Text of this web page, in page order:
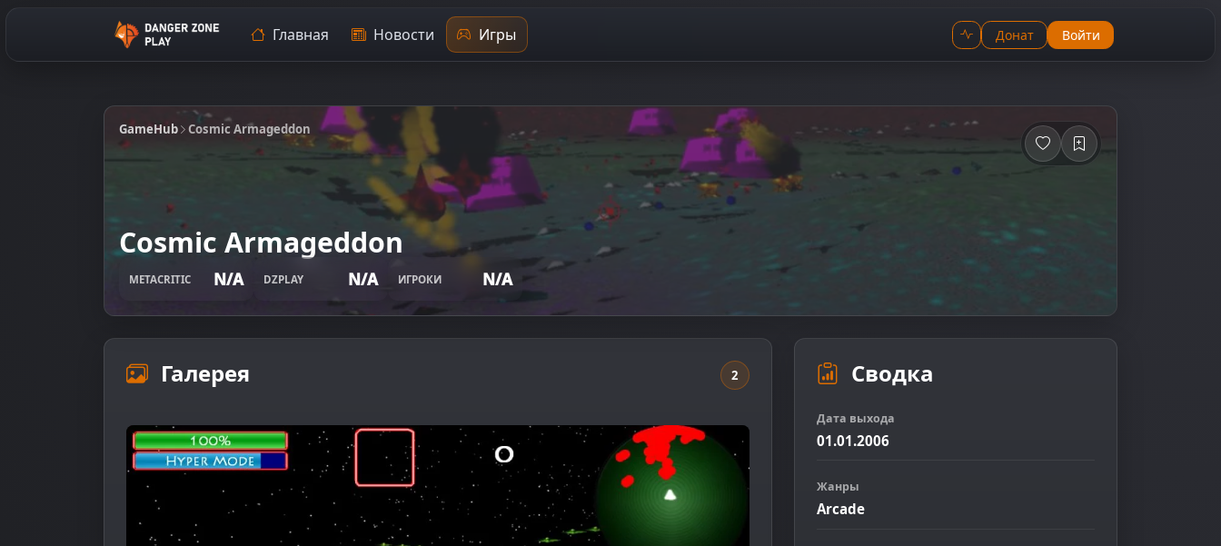
Главная Новости Игры Донат Войти
GameHub Cosmic Armageddon
Cosmic Armageddon
METACRITIC N/A DZPLAY N/A ИГРОКИ N/A
Галерея 2 Сводка
Дата выхода
01.01.2006
Жанры
Arcade